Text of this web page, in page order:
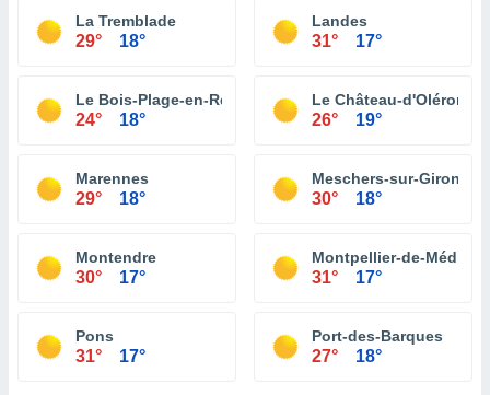
La Tremblade
29° 18°
Landes
31° 17°
Le Bois-Plage-en-Ré
24° 18°
Le Château-d'Oléron
26° 19°
Marennes
29° 18°
Meschers-sur-Gironde
30° 18°
Montendre
30° 17°
Montpellier-de-Médillan
31° 17°
Pons
31° 17°
Port-des-Barques
27° 18°